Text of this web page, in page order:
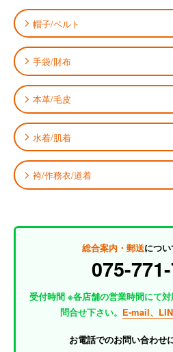
帽子/ベルト
手袋/財布
本革/毛皮
水着/肌着
袴/作務衣/道着
総合案内・郵送につ
075-
受付時間 ※各店舗の営業時間にて
問合せ下さい。 E-mail、
お電話でのお問い合わせ